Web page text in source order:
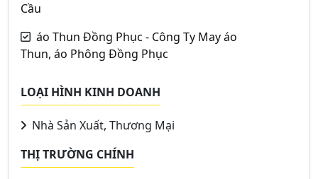
Cầu
áo Thun Đồng Phục - Công Ty May áo
Thun, áo Phông Đồng Phục
LOẠI HÌNH KINH DOANH
Nhà Sản Xuất, Thương Mại
THỊ TRƯỜNG CHÍNH